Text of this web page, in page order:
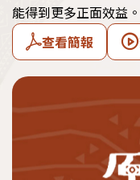
能得到更多正面效益。
查看簡報